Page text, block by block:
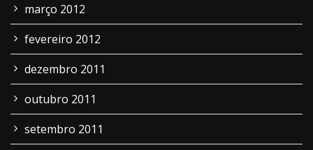
março 2012
fevereiro 2012
dezembro 2011
outubro 2011
setembro 2011